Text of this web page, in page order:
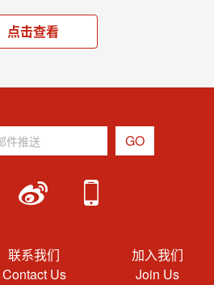
点击查看
联系我们
Contact Us
加入我们
Join Us